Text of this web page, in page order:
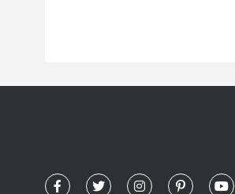
Görüş ve önerileriniz için teşekkür
Ürün fiyatı diğer sitelerden daha